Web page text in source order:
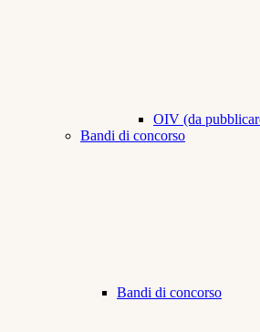
OIV (da
Bandi di concorso
Bandi di concorso